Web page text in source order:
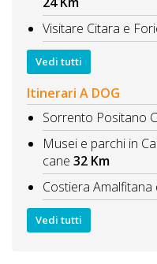
Visitare Citara e
Vedi tutti
Itinerari A DOG
Sorrento Positano
Musei e parchi in
cane 32 Km
Costiera Amalfitana
Vedi tutti